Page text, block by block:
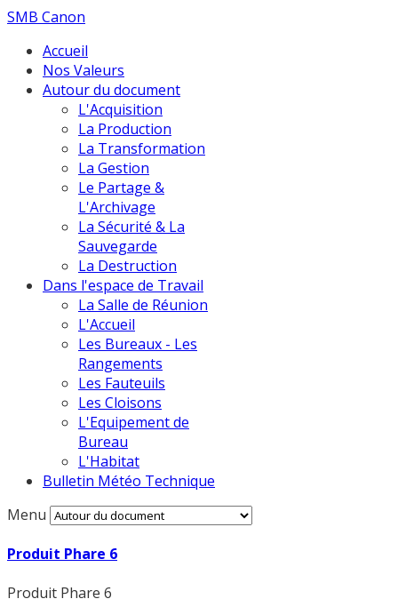
SMB Canon
Accueil
Nos Valeurs
Autour du document
L'Acquisition
La Production
La Transformation
La Gestion
Le Partage &
L'Archivage
La Sécurité & La
Sauvegarde
La Destruction
Dans l'espace de Travail
La Salle de Réunion
L'Accueil
Les Bureaux - Les
Rangements
Les Fauteuils
Les Cloisons
L'Equipement de
Bureau
L'Habitat
Bulletin Météo Technique
Menu
Produit Phare 6
Produit Phare 6